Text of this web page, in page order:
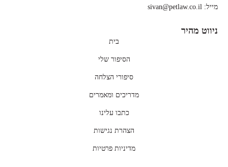
מייל: sivan@petlaw.co.il
ניווט מהיר
בית
הסיפור שלי
סיפורי הצלחה
מדריכים ומאמרים
כתבו עלינו
הצהרת נגישות
מדיניות פרטיות